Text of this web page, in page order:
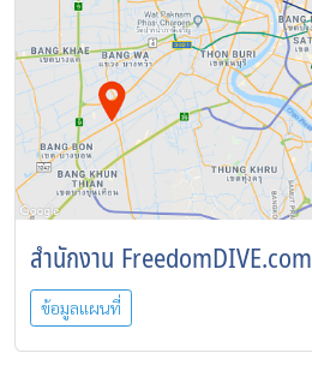
สำนักงาน FreedomDIVE.com
ข้อมูลแผนที่